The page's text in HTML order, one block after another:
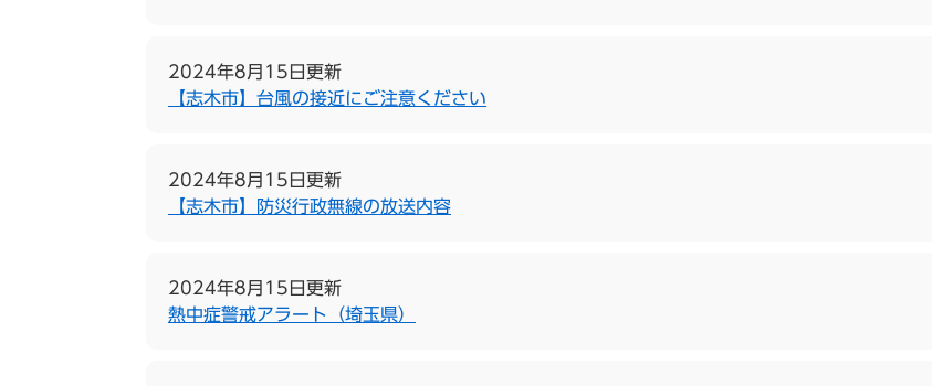
2024年8月15日更新
【志木市】台風の接近にご注意ください
2024年8月15日更新
【志木市】防災行政無線の放送内容
2024年8月15日更新
熱中症警戒アラート（埼玉県）